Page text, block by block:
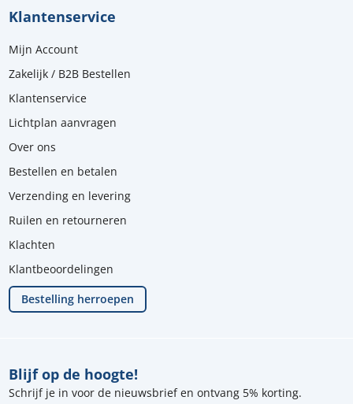
Blijf op de hoogte!
Schrijf je in voor de nieuwsbrief en ontvang 5% korting.
Klantenservice
Mijn Account
Zakelijk / B2B Bestellen
Klantenservice
Lichtplan aanvragen
Over ons
Bestellen en betalen
Verzending en levering
Ruilen en retourneren
Klachten
Klantbeoordelingen
Bestelling herroepen